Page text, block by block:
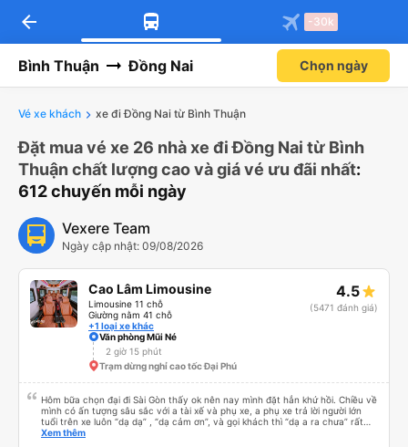
arrow_back -30k
Bình Thuận Đồng Nai Chọn ngày
Vé xe khách xe đi Đồng Nai từ Bình Thuận
Đặt mua vé xe 26 nhà xe đi Đồng Nai từ Bình
Thuận chất lượng cao và giá vé ưu đãi nhất:
612 chuyến mỗi ngày
Vexere Team
Ngày cập nhật: 09/08/2026
Cao Lâm Limousine
Limousine 11 chỗ
Giường nằm 41 chỗ
+1 loại xe khác
4.5
(5471 đánh giá)
Văn phòng Mũi Né
2 giờ 15 phút
Trạm dừng nghỉ cao tốc Đại Phú
Hôm bữa chọn đại đi Sài Gòn thấy ok nên nay mình đặt hẳn khứ hồi. Chiều về
mình có ấn tượng sâu sắc với a tài xế và phụ xe, a phụ xe trả lời người lớn
tuổi trên xe luôn “dạ dạ” , “dạ cảm ơn”, và gọi khách thì “dạ a ra chưa” rất
lịch sự, lúc giải thích cho khách thì cân cần nhẹ nhàng, anh tài xế thì chạy
Xem thêm